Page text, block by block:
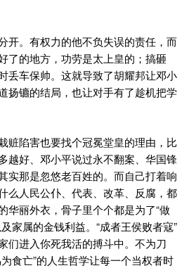
开。有权力的他不负失误的责任，而
了的地方，功劳是太上皇的；搞砸
丢车保帅。这就导致了胡耀邦让邓小
扬镳的结局，也让对手有了趁机把学
赃陷害也要找个冠冕堂皇的理由，比
越好、邓小平说过永不翻案、华国锋
实那是忽悠老百姓的。而自己打着响
么人民公仆、代表、改革、反腐，都
华丽外衣，骨子里个个都是为了“做
家属的金钱利益。“成者王侯败者寇”
们进入你死我活的搏斗中。不为刀
食亡”的人生哲学让每一个当权者时